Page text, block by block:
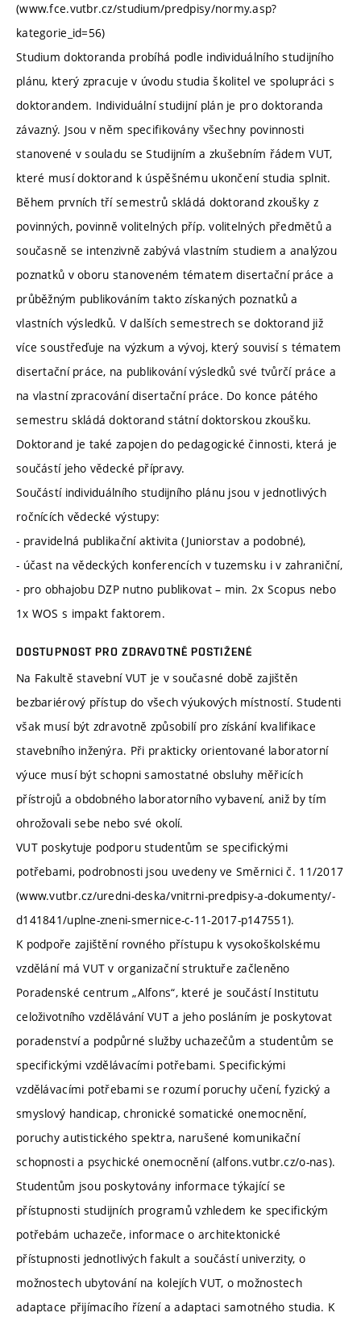
(www.fce.vutbr.cz/studium/predpisy/normy.asp?
kategorie_id=56)
Studium doktoranda probíhá podle individuálního studijního
plánu, který zpracuje v úvodu studia školitel ve spolupráci s
doktorandem. Individuální studijní plán je pro doktoranda
závazný. Jsou v něm specifikovány všechny povinnosti
stanovené v souladu se Studijním a zkušebním řádem VUT,
které musí doktorand k úspěšnému ukončení studia splnit.
Během prvních tří semestrů skládá doktorand zkoušky z
povinných, povinně volitelných příp. volitelných předmětů a
současně se intenzivně zabývá vlastním studiem a analýzou
poznatků v oboru stanoveném tématem disertační práce a
průběžným publikováním takto získaných poznatků a
vlastních výsledků. V dalších semestrech se doktorand již
více soustřeďuje na výzkum a vývoj, který souvisí s tématem
disertační práce, na publikování výsledků své tvůrčí práce a
na vlastní zpracování disertační práce. Do konce pátého
semestru skládá doktorand státní doktorskou zkoušku.
Doktorand je také zapojen do pedagogické činnosti, která je
součástí jeho vědecké přípravy.
Součástí individuálního studijního plánu jsou v jednotlivých
ročnících vědecké výstupy:
- pravidelná publikační aktivita (Juniorstav a podobné),
- účast na vědeckých konferencích v tuzemsku i v zahraniční,
- pro obhajobu DZP nutno publikovat – min. 2x Scopus nebo
1x WOS s impakt faktorem.
DOSTUPNOST PRO ZDRAVOTNĚ POSTIŽENÉ
Na Fakultě stavební VUT je v současné době zajištěn
bezbariérový přístup do všech výukových místností. Studenti
však musí být zdravotně způsobilí pro získání kvalifikace
stavebního inženýra. Při prakticky orientované laboratorní
výuce musí být schopni samostatné obsluhy měřicích
přístrojů a obdobného laboratorního vybavení, aniž by tím
ohrožovali sebe nebo své okolí.
VUT poskytuje podporu studentům se specifickými
potřebami, podrobnosti jsou uvedeny ve Směrnici č. 11/2017
(www.vutbr.cz/uredni-deska/vnitrni-predpisy-a-dokumenty/-
d141841/uplne-zneni-smernice-c-11-2017-p147551).
K podpoře zajištění rovného přístupu k vysokoškolskému
vzdělání má VUT v organizační struktuře začleněno
Poradenské centrum „Alfons“, které je součástí Institutu
celoživotního vzdělávání VUT a jeho posláním je poskytovat
poradenství a podpůrné služby uchazečům a studentům se
specifickými vzdělávacími potřebami. Specifickými
vzdělávacími potřebami se rozumí poruchy učení, fyzický a
smyslový handicap, chronické somatické onemocnění,
poruchy autistického spektra, narušené komunikační
schopnosti a psychické onemocnění (alfons.vutbr.cz/o-nas).
Studentům jsou poskytovány informace týkající se
přístupnosti studijních programů vzhledem ke specifickým
potřebám uchazeče, informace o architektonické
přístupnosti jednotlivých fakult a součástí univerzity, o
možnostech ubytování na kolejích VUT, o možnostech
adaptace přijímacího řízení a adaptaci samotného studia. K